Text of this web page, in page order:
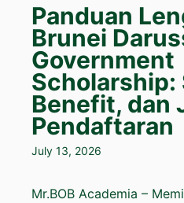
Panduan
Brunei
Government
Scholarship:
Benefit, dan
Pendaftaran
July 13, 2026
Mr.BOB Academia –